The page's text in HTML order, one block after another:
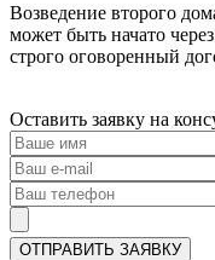
Возведение второго
может быть начато
строго оговоренный
Оставить заявку на